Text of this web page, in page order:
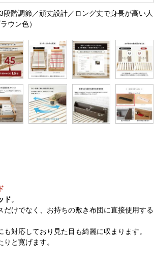
階調節／頑丈設計／ロング丈で身長が高い人
ウン色）
ド。
けでなく、お持ちの敷き布団に直接使用する
対応しており見た目も綺麗に収まります。
と寛げます。